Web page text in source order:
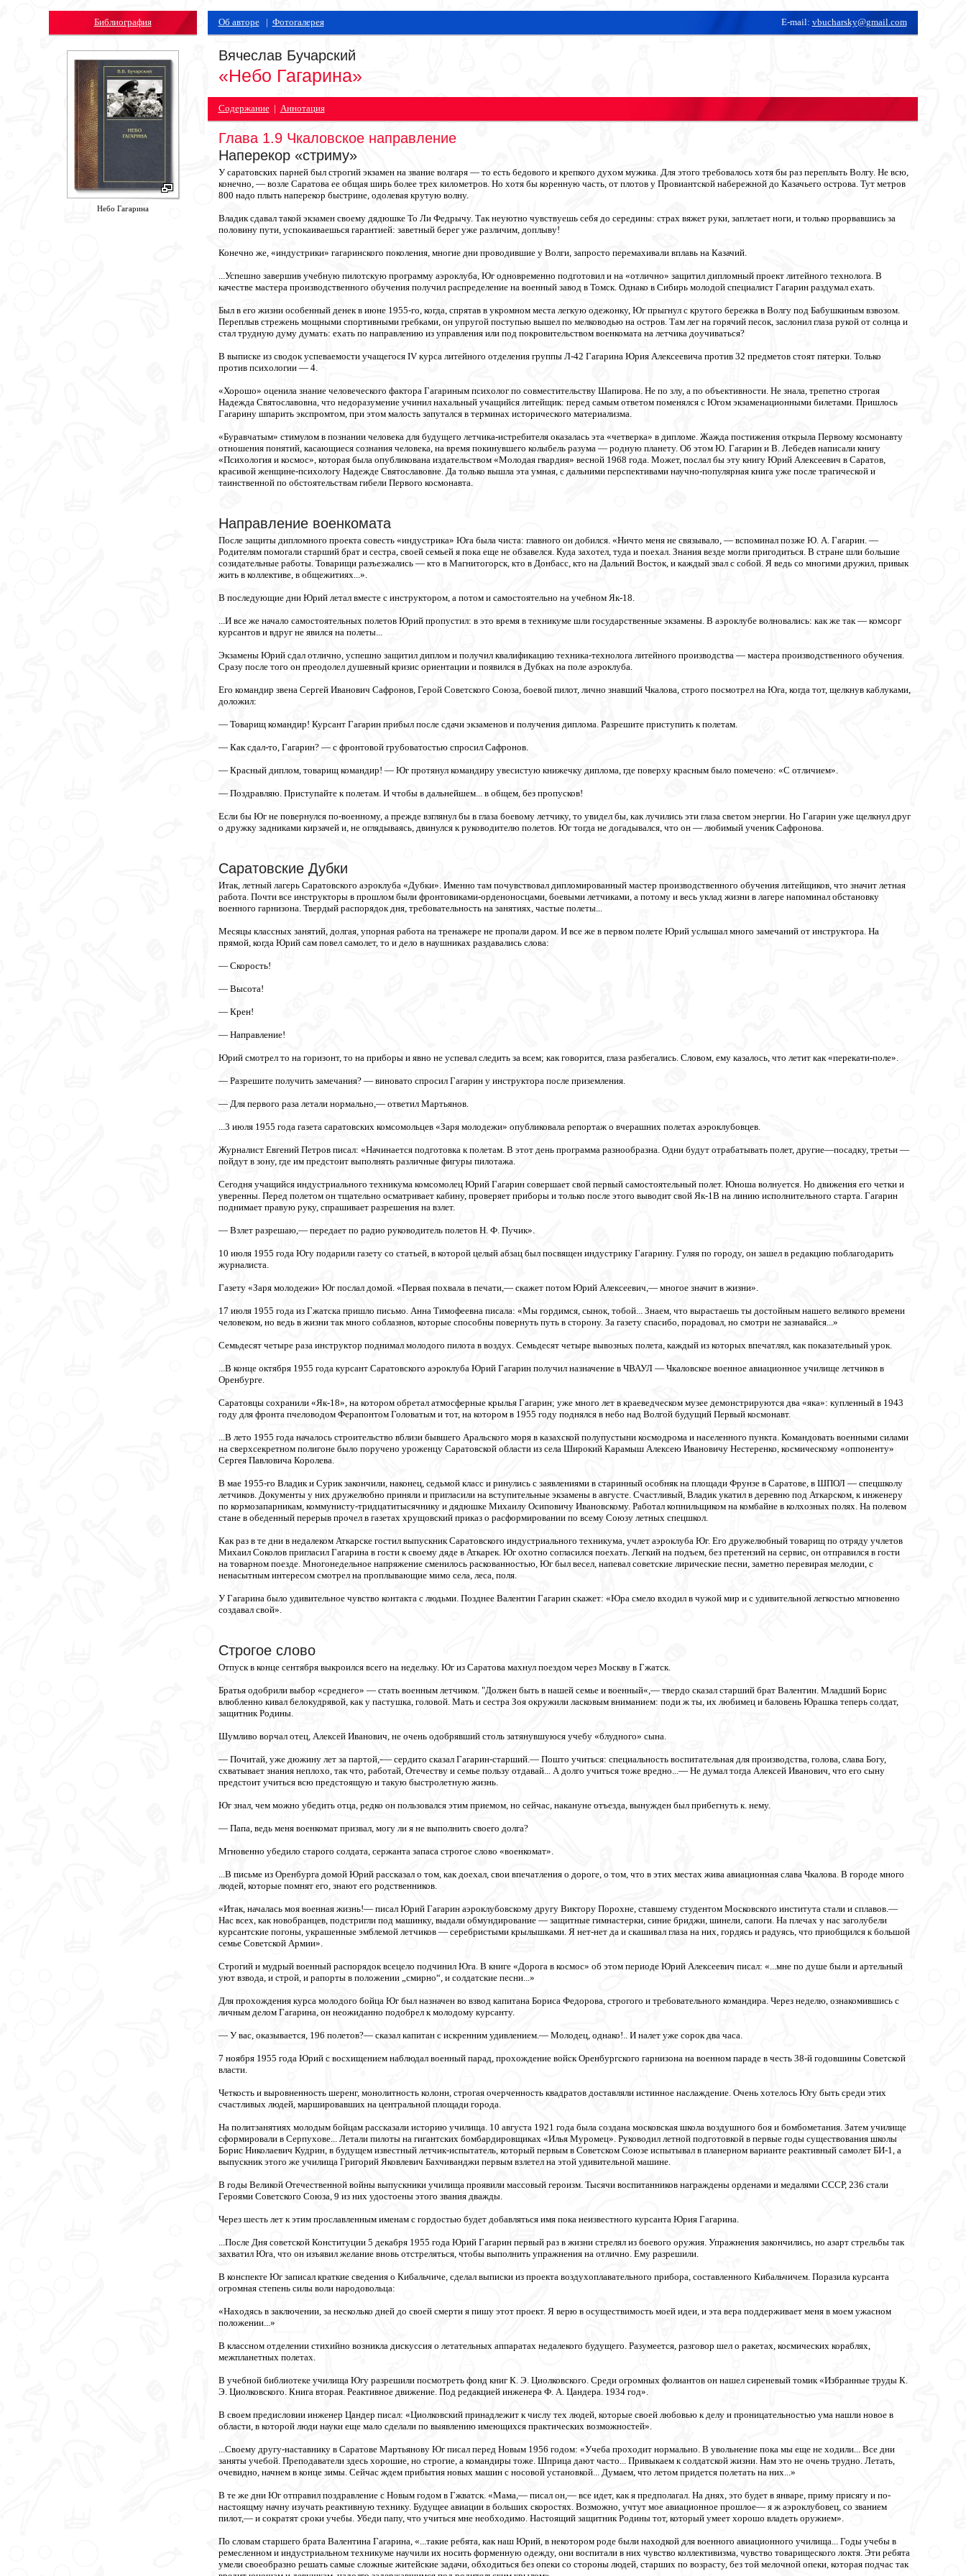
Библиография
Небо Гагарина
E-mail: vbucharsky@gmail.com
Об авторе| Фотогалерея
Вячеслав Бучарский
«Небо Гагарина»
Содержание| Аннотация
Глава 1.9 Чкаловское направление
Наперекор «стриму»
У саратовских парней был строгий экзамен на звание волгаря — то есть бедового и крепкого духом мужика. Для этого требовалось хотя бы раз переплыть Волгу. Не всю,
конечно, — возле Саратова ее общая ширь более трех километров. Но хотя бы коренную часть, от плотов у Провиантской набережной до Казачьего острова. Тут метров
800 надо плыть наперекор быстрине, одолевая крутую волну.
Владик сдавал такой экзамен своему дядюшке То Ли Федрычу. Так неуютно чувствуешь себя до середины: страх вяжет руки, заплетает ноги, и только прорвавшись за
половину пути, успокаиваешься гарантией: заветный берег уже различим, доплыву!
Конечно же, «индустрики» гагаринского поколения, многие дни проводившие у Волги, запросто перемахивали вплавь на Казачий.
...Успешно завершив учебную пилотскую программу аэроклуба, Юг одновременно подготовил и на «отлично» защитил дипломный проект литейного технолога. В
качестве мастера производственного обучения получил распределение на военный завод в Томск. Однако в Сибирь молодой специалист Гагарин раздумал ехать.
Был в его жизни особенный денек в июне 1955-го, когда, спрятав в укромном места легкую одежонку, Юг прыгнул с крутого бережка в Волгу под Бабушкиным взвозом.
Переплыв стрежень мощными спортивными гребками, он упругой поступью вышел по мелководью на остров. Там лег на горячий песок, заслонил глаза рукой от солнца и
стал трудную думу думать: ехать по направлению из управления или под покровительством военкомата на летчика доучиваться?
В выписке из сводок успеваемости учащегося IV курса литейного отделения группы Л-42 Гагарина Юрия Алексеевича против 32 предметов стоят пятерки. Только
против психологии — 4.
«Хорошо» оценила знание человеческого фактора Гагариным психолог по совместительству Шапирова. Не по злу, а по объективности. Не знала, трепетно строгая
Надежда Святославовна, что недоразумение учинил нахальный учащийся литейщик: перед самым ответом поменялся с Югом экзаменационными билетами. Пришлось
Гагарину шпарить экспромтом, при этом малость запутался в терминах исторического материализма.
«Буравчатым» стимулом в познании человека для будущего летчика-истребителя оказалась эта «четверка» в дипломе. Жажда постижения открыла Первому космонавту
отношения понятий, касающиеся сознания человека, на время покинувшего колыбель разума — родную планету. Об этом Ю. Гагарин и В. Лебедев написали книгу
«Психология и космос», которая была опубликована издательством «Молодая гвардия» весной 1968 года. Может, послал бы эту книгу Юрий Алексеевич в Саратов,
красивой женщине-психологу Надежде Святославовне. Да только вышла эта умная, с дальними перспективами научно-популярная книга уже после трагической и
таинственной по обстоятельствам гибели Первого космонавта.
Направление военкомата
После защиты дипломного проекта совесть «индустрика» Юга была чиста: главного он добился. «Ничто меня не связывало, — вспоминал позже Ю. А. Гагарин. —
Родителям помогали старший брат и сестра, своей семьей я пока еще не обзавелся. Куда захотел, туда и поехал. Знания везде могли пригодиться. В стране шли большие
созидательные работы. Товарищи разъезжались — кто в Магнитогорск, кто в Донбасс, кто на Дальний Восток, и каждый звал с собой. Я ведь со многими дружил, привык
жить в коллективе, в общежитиях...».
В последующие дни Юрий летал вместе с инструктором, а потом и самостоятельно на учебном Як-18.
...И все же начало самостоятельных полетов Юрий пропустил: в это время в техникуме шли государственные экзамены. В аэроклубе волновались: как же так — комсорг
курсантов и вдруг не явился на полеты...
Экзамены Юрий сдал отлично, успешно защитил диплом и получил квалификацию техника-технолога литейного производства — мастера производственного обучения.
Сразу после того он преодолел душевный кризис ориентации и появился в Дубках на поле аэроклуба.
Его командир звена Сергей Иванович Сафронов, Герой Советского Союза, боевой пилот, лично знавший Чкалова, строго посмотрел на Юга, когда тот, щелкнув каблуками,
доложил:
— Товарищ командир! Курсант Гагарин прибыл после сдачи экзаменов и получения диплома. Разрешите приступить к полетам.
— Как сдал-то, Гагарин? — с фронтовой грубоватостью спросил Сафронов.
— Красный диплом, товарищ командир! — Юг протянул командиру увесистую книжечку диплома, где поверху красным было помечено: «С отличием».
— Поздравляю. Приступайте к полетам. И чтобы в дальнейшем... в общем, без пропусков!
Если бы Юг не повернулся по-военному, а прежде взглянул бы в глаза боевому летчику, то увидел бы, как лучились эти глаза светом энергии. Но Гагарин уже щелкнул друг
о дружку задниками кирзачей и, не оглядываясь, двинулся к руководителю полетов. Юг тогда не догадывался, что он — любимый ученик Сафронова.
Саратовские Дубки
Итак, летный лагерь Саратовского аэроклуба «Дубки». Именно там почувствовал дипломированный мастер производственного обучения литейщиков, что значит летная
работа. Почти все инструкторы в прошлом были фронтовиками-орденоносцами, боевыми летчиками, а потому и весь уклад жизни в лагере напоминал обстановку
военного гарнизона. Твердый распорядок дня, требовательность на занятиях, частые полеты...
Месяцы классных занятий, долгая, упорная работа на тренажере не пропали даром. И все же в первом полете Юрий услышал много замечаний от инструктора. На
прямой, когда Юрий сам повел самолет, то и дело в наушниках раздавались слова:
— Скорость!
— Высота!
— Крен!
— Направление!
Юрий смотрел то на горизонт, то на приборы и явно не успевал следить за всем; как говорится, глаза разбегались. Словом, ему казалось, что летит как «перекати-поле».
— Разрешите получить замечания? — виновато спросил Гагарин у инструктора после приземления.
— Для первого раза летали нормально,— ответил Мартьянов.
...3 июля 1955 года газета саратовских комсомольцев «Заря молодежи» опубликовала репортаж о вчерашних полетах аэроклубовцев.
Журналист Евгений Петров писал: «Начинается подготовка к полетам. В этот день программа разнообразна. Одни будут отрабатывать полет, другие—посадку, третьи —
пойдут в зону, где им предстоит выполнять различные фигуры пилотажа.
Сегодня учащийся индустриального техникума комсомолец Юрий Гагарин совершает свой первый самостоятельный полет. Юноша волнуется. Но движения его четки и
уверенны. Перед полетом он тщательно осматривает кабину, проверяет приборы и только после этого выводит свой Як-1В на линию исполнительного старта. Гагарин
поднимает правую руку, спрашивает разрешения на взлет.
— Взлет разрешаю,— передает по радио руководитель полетов Н. Ф. Пучик».
10 июля 1955 года Югу подарили газету со статьей, в которой целый абзац был посвящен индустрику Гагарину. Гуляя по городу, он зашел в редакцию поблагодарить
журналиста.
Газету «Заря молодежи» Юг послал домой. «Первая похвала в печати,— скажет потом Юрий Алексеевич,— многое значит в жизни».
17 июля 1955 года из Гжатска пришло письмо. Анна Тимофеевна писала: «Мы гордимся, сынок, тобой... Знаем, что вырастаешь ты достойным нашего великого времени
человеком, но ведь в жизни так много соблазнов, которые способны повернуть путь в сторону. За газету спасибо, порадовал, но смотри не зазнавайся...»
Семьдесят четыре раза инструктор поднимал молодого пилота в воздух. Семьдесят четыре вывозных полета, каждый из которых впечатлял, как показательный урок.
...В конце октября 1955 года курсант Саратовского аэроклуба Юрий Гагарин получил назначение в ЧВАУЛ — Чкаловское военное авиационное училище летчиков в
Оренбурге.
Саратовцы сохранили «Як-18», на котором обретал атмосферные крылья Гагарин; уже много лет в краеведческом музее демонстрируются два «яка»: купленный в 1943
году для фронта пчеловодом Ферапонтом Головатым и тот, на котором в 1955 году поднялся в небо над Волгой будущий Первый космонавт.
...В лето 1955 года началось строительство вблизи бывшего Аральского моря в казахской полупустыни космодрома и населенного пункта. Командовать военными силами
на сверхсекретном полигоне было поручено уроженцу Саратовской области из села Широкий Карамыш Алексею Ивановичу Нестеренко, космическому «оппоненту»
Сергея Павловича Королева.
В мае 1955-го Владик и Сурик закончили, наконец, седьмой класс и ринулись с заявлениями в старинный особняк на площади Фрунзе в Саратове, в ШПОЛ — спецшколу
летчиков. Документы у них дружелюбно приняли и пригласили на вступительные экзамены в августе. Счастливый, Владик укатил в деревню под Аткарском, к инженеру
по кормозапарникам, коммунисту-тридцатитысячнику и дядюшке Михаилу Осиповичу Ивановскому. Работал копнильщиком на комбайне в колхозных полях. На полевом
стане в обеденный перерыв прочел в газетах хрущовский приказ о расформировании по всему Союзу летных спецшкол.
Как раз в те дни в недалеком Аткарске гостил выпускник Саратовского индустриального техникума, учлет аэроклуба Юг. Его дружелюбный товарищ по отряду учлетов
Михаил Соколов пригласил Гагарина в гости к своему дяде в Аткарек. Юг охотно согласился поехать. Легкий на подъем, без претензий на сервис, он отправился в гости
на товарном поезде. Многонедельное напряжение сменилось раскованностью, Юг был весел, напевал советские лирические песни, заметно перевирая мелодии, с
ненасытным интересом смотрел на проплывающие мимо села, леса, поля.
У Гагарина было удивительное чувство контакта с людьми. Позднее Валентин Гагарин скажет: «Юра смело входил в чужой мир и с удивительной легкостью мгновенно
создавал свой».
Строгое слово
Отпуск в конце сентября выкроился всего на недельку. Юг из Саратова махнул поездом через Москву в Гжатск.
Братья одобрили выбор «среднего» — стать военным летчиком. "Должен быть в нашей семье и военный«,— твердо сказал старший брат Валентин. Младший Борис
влюбленно кивал белокудрявой, как у пастушка, головой. Мать и сестра Зоя окружили ласковым вниманием: поди ж ты, их любимец и баловень Юрашка теперь солдат,
защитник Родины.
Шумливо ворчал отец, Алексей Иванович, не очень одобрявший столь затянувшуюся учебу «блудного» сына.
— Почитай, уже дюжину лет за партой,-— сердито сказал Гагарин-старший.— Пошто учиться: специальность воспитательная для производства, голова, слава Богу,
схватывает знания неплохо, так что, работай, Отечеству и семье пользу отдавай... А долго учиться тоже вредно...— Не думал тогда Алексей Иванович, что его сыну
предстоит учиться всю предстоящую и такую быстролетную жизнь.
Юг знал, чем можно убедить отца, редко он пользовался этим приемом, но сейчас, накануне отъезда, вынужден был прибегнуть к. нему.
— Папа, ведь меня военкомат призвал, могу ли я не выполнить своего долга?
Мгновенно убедило старого солдата, сержанта запаса строгое слово «военкомат».
...В письме из Оренбурга домой Юрий рассказал о том, как доехал, свои впечатления о дороге, о том, что в этих местах жива авиационная слава Чкалова. В городе много
людей, которые помнят его, знают его родственников.
«Итак, началась моя военная жизнь!— писал Юрий Гагарин аэроклубовскому другу Виктору Порохне, ставшему студентом Московского института стали и сплавов.—
Нас всех, как новобранцев, подстригли под машинку, выдали обмундирование — защитные гимнастерки, синие бриджи, шинели, сапоги. На плечах у нас заголубели
курсантские погоны, украшенные эмблемой летчиков — серебристыми крылышками. Я нет-нет да и скашивал глаза на них, гордясь и радуясь, что приобщился к большой
семье Советской Армии».
Строгий и мудрый военный распорядок всецело подчинил Юга. В книге «Дорога в космос» об этом периоде Юрий Алексеевич писал: «...мне по душе были и артельный
уют взвода, и строй, и рапорты в положении „смирно“, и солдатские песни...»
Для прохождения курса молодого бойца Юг был назначен во взвод капитана Бориса Федорова, строгого и требовательного командира. Через неделю, ознакомившись с
личным делом Гагарина, он неожиданно подобрел к молодому курсанту.
— У вас, оказывается, 196 полетов?— сказал капитан с искренним удивлением.— Молодец, однако!.. И налет уже сорок два часа.
7 ноября 1955 года Юрий с восхищением наблюдал военный парад, прохождение войск Оренбургского гарнизона на военном параде в честь 38-й годовшины Советской
власти.
Четкость и выровненность шеренг, монолитность колонн, строгая очерченность квадратов доставляли истинное наслаждение. Очень хотелось Югу быть среди этих
счастливых людей, маршировавших на центральной площади города.
На политзанятиях молодым бойцам рассказали историю училища. 10 августа 1921 года была создана московская школа воздушного боя и бомбометания. Затем училище
сформировали в Серпухове... Летали пилоты на гигантских бомбардировщиках «Илья Муромец». Руководил летной подготовкой в первые годы существования школы
Борис Николаевич Кудрин, в будущем известный летчик-испытатель, который первым в Советском Союзе испытывал в планерном варианте реактивный самолет БИ-1, а
выпускник этого же училища Григорий Яковлевич Бахчиванджи первым взлетел на этой удивительной машине.
В годы Великой Отечественной войны выпускники училища проявили массовый героизм. Тысячи воспитанников награждены орденами и медалями СССР, 236 стали
Героями Советского Союза, 9 из них удостоены этого звания дважды.
Через шесть лет к этим прославленным именам с гордостью будет добавляться имя пока неизвестного курсанта Юрия Гагарина.
...После Дня советской Конституции 5 декабря 1955 года Юрий Гагарин первый раз в жизни стрелял из боевого оружия. Упражнения закончились, но азарт стрельбы так
захватил Юга, что он изъявил желание вновь отстреляться, чтобы выполнить упражнения на отлично. Ему разрешили.
В конспекте Юг записал краткие сведения о Кибальчиче, сделал выписки из проекта воздухоплавательного прибора, составленного Кибальчичем. Поразила курсанта
огромная степень силы воли народовольца:
«Находясь в заключении, за несколько дней до своей смерти я пишу этот проект. Я верю в осуществимость моей идеи, и эта вера поддерживает меня в моем ужасном
положении...»
В классном отделении стихийно возникла дискуссия о летательных аппаратах недалекого будущего. Разумеется, разговор шел о ракетах, космических кораблях,
межпланетных полетах.
В учебной библиотеке училища Югу разрешили посмотреть фонд книг К. Э. Циолковского. Среди огромных фолиантов он нашел сиреневый томик «Избранные труды К.
Э. Циолковского. Книга вторая. Реактивное движение. Под редакцией инженера Ф. А. Цандера. 1934 год».
В своем предисловии инженер Цандер писал: «Циолковский принадлежит к числу тех людей, которые своей любовью к делу и проницательностью ума нашли новое в
области, в которой люди науки еще мало сделали по выявлению имеющихся практических возможностей».
...Своему другу-наставнику в Саратове Мартьянову Юг писал перед Новым 1956 годом: «Учеба проходит нормально. В увольнение пока мы еще не ходили... Все дни
заняты учебой. Преподаватели здесь хорошие, но строгие, а командиры тоже. Шприца дают часто... Привыкаем к солдатской жизни. Нам это не очень трудно. Летать,
очевидно, начнем в конце зимы. Сейчас ждем прибытия новых машин с носовой установкой... Думаем, что летом придется полетать на них...»
В те же дни Юг отправил поздравление с Новым годом в Гжватск. «Мама,— писал он,— все идет, как я предполагал. На днях, это будет в январе, приму присягу и по-
настоящму начну изучать реактивную технику. Будущее авиации в больших скоростях. Возможно, учтут мое авиационное прошлое— я ж аэроклубовец, со званием
пилот,— и сократят сроки учебы. Убеди папу, что учиться мне необходимо. Настоящий защитник Родины тот, который умеет хорошо владеть оружием».
По словам старшего брата Валентина Гагарина, «...такие ребята, как наш Юрий, в некотором роде были находкой для военного авиационного училища... Годы учебы в
ремесленном и индустриальном техникуме научили их носить форменную одежду, они воспитали в них чувство коллективизма, чувство товарищеского локтя. Эти ребята
умели своеобразно решать самые сложные житейские задачи, обходиться без опеки со стороны людей, старших по возрасту, без той мелочной опеки, которая подчас так